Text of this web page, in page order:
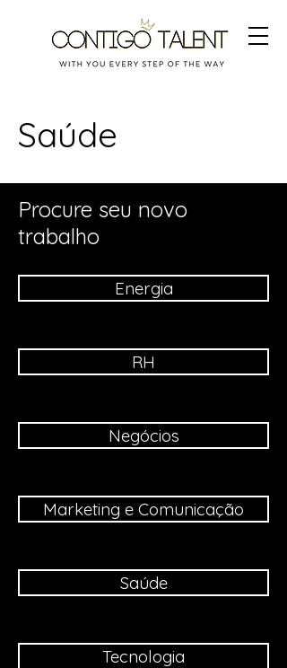
Saúde
Procure seu novo
trabalho
Energia
RH
Negócios
Marketing e Comunicação
Saúde
Tecnologia